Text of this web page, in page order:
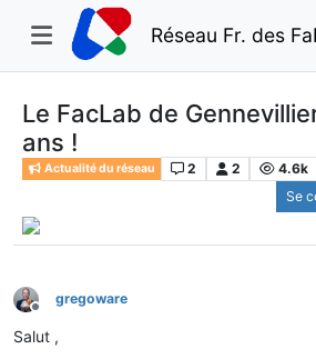
Réseau Fr. des
Le FacLab de
ans !
Actualité du réseau 2 2 4.6k
Se
Hors-ligne
gregoware
Salut ,